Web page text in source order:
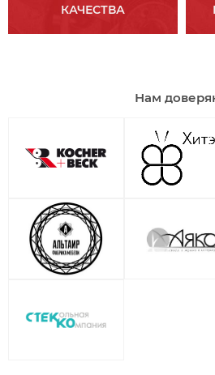
КАЧЕСТВА
Нам